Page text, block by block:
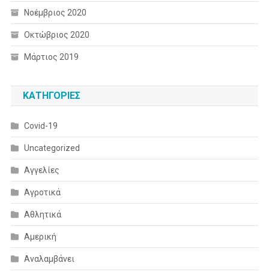
Νοέμβριος 2020
Οκτώβριος 2020
Μάρτιος 2019
KΑΤΗΓΟΡΊΕΣ
Covid-19
Uncategorized
Αγγελίες
Αγροτικά
Αθλητικά
Αμερική
Αναλαμβάνει